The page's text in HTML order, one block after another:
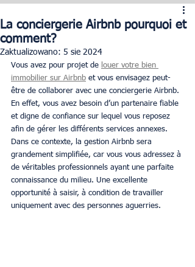
La conciergerie Airbnb pourquoi et
comment?
Zaktualizowano: 5 sie 2024
Vous avez pour projet de louer votre bien
immobilier sur Airbnb et vous envisagez peut-
être de collaborer avec une conciergerie Airbnb.
En effet, vous avez besoin d’un partenaire fiable
et digne de confiance sur lequel vous reposez
afin de gérer les différents services annexes.
Dans ce contexte, la gestion Airbnb sera
grandement simplifiée, car vous vous adressez à
de véritables professionnels ayant une parfaite
connaissance du milieu. Une excellente
opportunité à saisir, à condition de travailler
uniquement avec des personnes aguerries.